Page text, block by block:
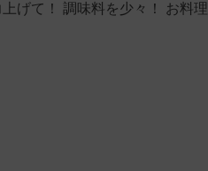
げて！ 調味料を少々！ お料